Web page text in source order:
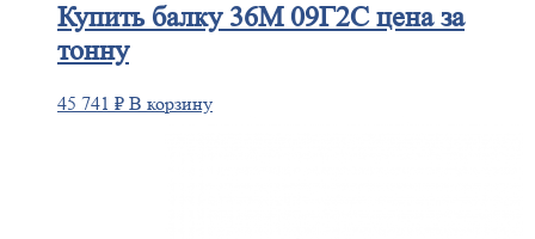
Купитьбалку 36М 09Г2С цена за
тонну
45 741 ₽ В корзину